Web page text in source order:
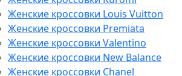
Женские кроссовки Louis Vuitton
Женские кроссовки Premiata
Женские кроссовки Valentino
Женские кроссовки New Balance
Женские кроссовки Chanel